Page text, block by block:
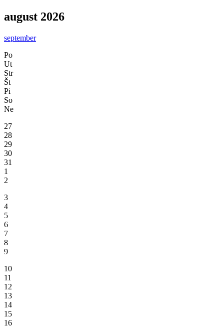
august 2026
september
Po
Ut
Str
Št
Pi
So
Ne
27
28
29
30
31
1
2
3
4
5
6
7
8
9
10
11
12
13
14
15
16